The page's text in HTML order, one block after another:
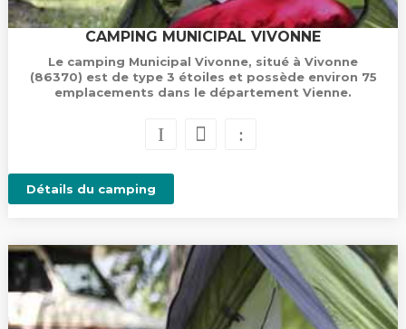
CAMPING MUNICIPAL VIVONNE
Le camping Municipal Vivonne, situé à Vivonne
(86370) est de type 3 étoiles et possède environ 75
emplacements dans le département Vienne.
Détails du camping